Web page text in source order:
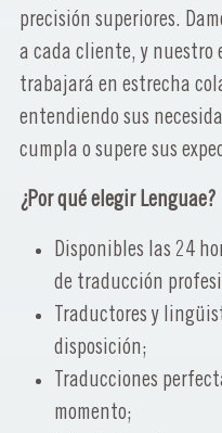
precisión superiores.
a cada cliente, y nuestro
trabajará en estrecha
entendiendo sus
cumpla o supere sus
¿Por qué elegir Lenguae?
Disponibles las 24
de traducción
Traductores y
disposición;
Traducciones
momento;